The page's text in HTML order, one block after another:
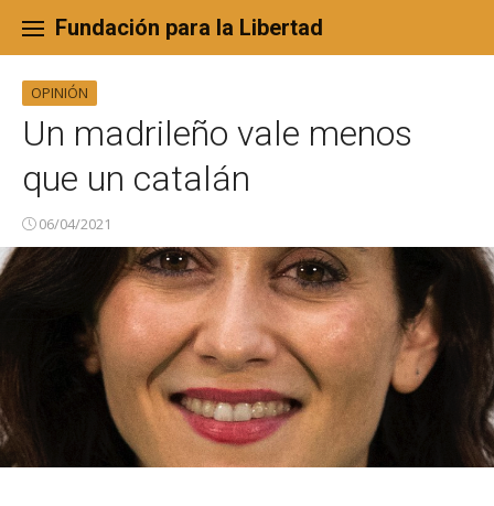
content
Fundación para la Libertad
OPINIÓN
Un madrileño vale menos
que un catalán
06/04/2021